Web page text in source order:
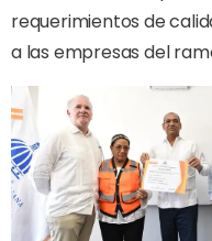
requerimientos de
a las empresas del